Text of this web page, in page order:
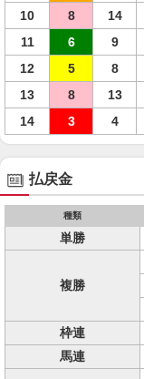
10
8 14
11
6 9
12
5 8
13
8 13
14
3 4
払戻金
種類
単勝
複勝
枠連
馬連